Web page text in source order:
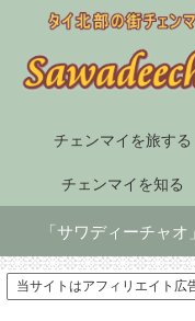
チェンマイを旅する
チェンマイを知る
「サワディーチャ
当サイトはアフィリエイト広